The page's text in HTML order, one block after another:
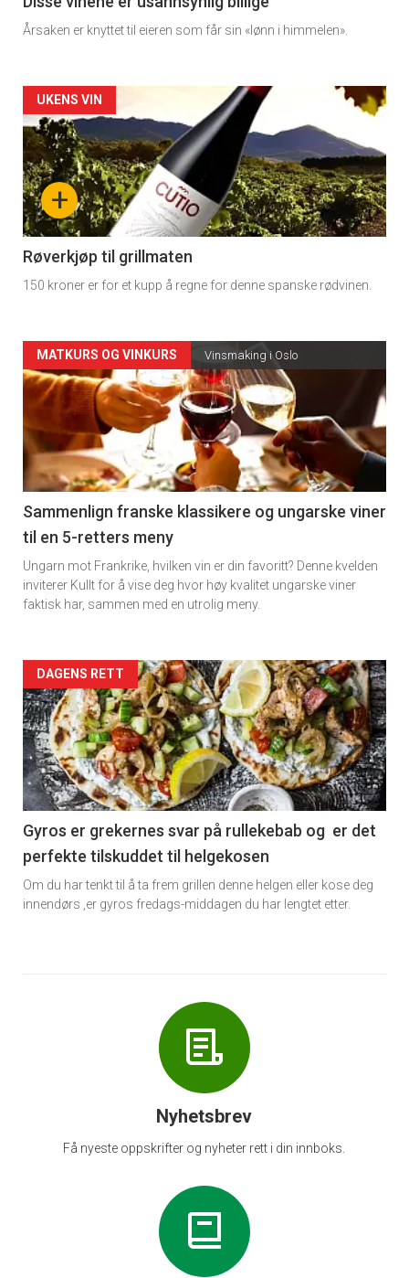
Årsaken er knyttet til eieren som får sin «lønn i himmelen».
Forsiden
akkurat
nå
-
4
+
UKENS VIN
Røverkjøp til grillmaten
150 kroner er for et kupp å regne for denne spanske rødvinen.
Forsiden
akkurat
nå
-
5
MATKURS OG VINKURS Vinsmaking i Oslo
Sammenlign franske klassikere og ungarske viner
til en 5-retters meny
Ungarn mot Frankrike, hvilken vin er din favoritt? Denne kvelden
inviterer Kullt for å vise deg hvor høy kvalitet ungarske viner
faktisk har, sammen med en utrolig meny.
Forsiden
akkurat
nå
-
6
DAGENS RETT
Gyros er grekernes svar på rullekebab og er det
perfekte tilskuddet til helgekosen
Om du har tenkt til å ta frem grillen denne helgen eller kose deg
innendørs ,er gyros fredags-middagen du har lengtet etter.
Nyhetsbrev
Få nyeste oppskrifter og nyheter rett i din innboks.